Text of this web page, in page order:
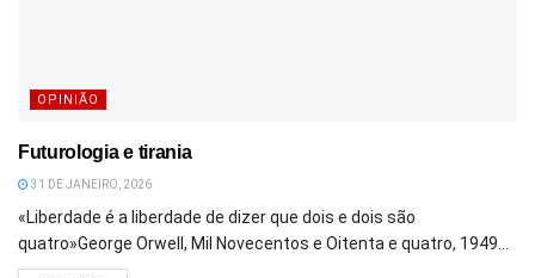
OPINIÃO
Futurologia e tirania
31 DE JANEIRO, 2026
«Liberdade é a liberdade de dizer que dois e dois são
quatro»George Orwell, Mil Novecentos e Oitenta e quatro, 1949...